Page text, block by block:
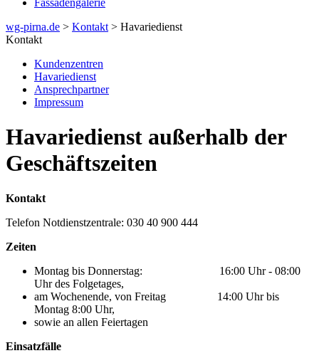
wg-pirna.de > Kontakt > Havariedienst
Kontakt
Kundenzentren
Havariedienst
Ansprechpartner
Impressum
Havariedienst außerhalb der
Geschäftszeiten
Kontakt
Telefon Notdienstzentrale: 030 40 900 444
Zeiten
Montag bis Donnerstag: 16:00 Uhr - 08:00
Uhr des Folgetages,
am Wochenende, von Freitag 14:00 Uhr bis
Montag 8:00 Uhr,
sowie an allen Feiertagen
Einsatzfälle